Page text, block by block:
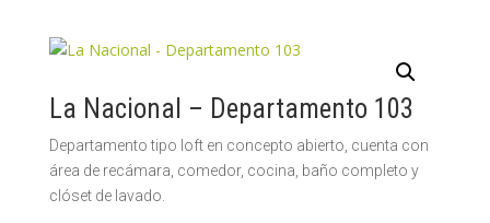
La Nacional – Departamento 103
Departamento tipo loft en concepto abierto, cuenta con
área de recámara, comedor, cocina, baño completo y
clóset de lavado.